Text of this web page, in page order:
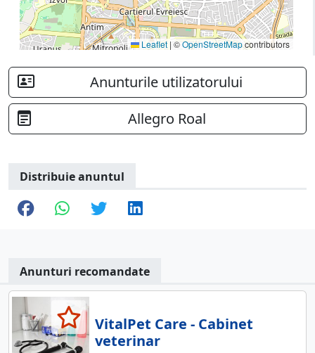
Leaflet | ©OpenStreetMapcontributors
Anunturile utilizatorului
Allegro Roal
Distribuie anuntul
Anunturi recomandate
VitalPet Care - Cabinet
veterinar